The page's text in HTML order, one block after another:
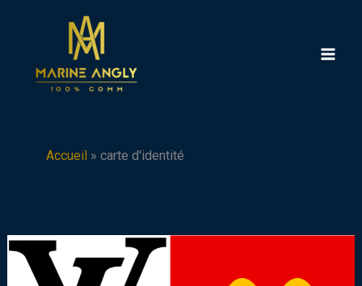
Accueil » carte d'identité